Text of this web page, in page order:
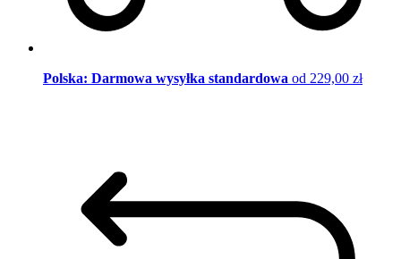
Polska: Darmowa wysyłka standardowa od 229,00 zł